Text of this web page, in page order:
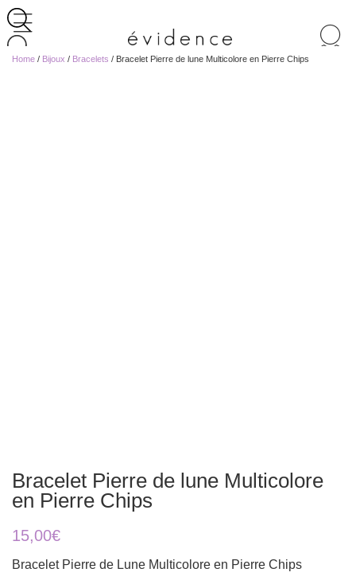
de
Home / Bijoux / Bracelets / Bracelet Pierre de lune Multicolore en Pierre Chips
Bracelet Pierre de lune Multicolore
en Pierre Chips
15,00€
Bracelet Pierre de Lune Multicolore en Pierre Chips